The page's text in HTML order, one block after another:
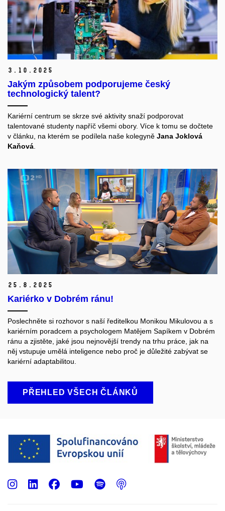
3. 10. 2025
Jakým způsobem podporujeme český
technologický talent?
Kariérní centrum se skrze své aktivity snaží podporovat
talentované studenty napříč všemi obory. Více k tomu se dočtete
v článku, na kterém se podílela naše kolegyně Jana Joklová
Kaňová
25. 8. 2025
Kariérko v Dobrém ránu!
Poslechněte si rozhovor s naší ředitelkou Monikou Mikulovou a s
kariérním poradcem a psychologem Matějem Sapíkem v Dobrém
ránu a zjistěte, jaké jsou nejnovější trendy na trhu práce, jak na
něj vstupuje umělá inteligence nebo proč je důležité zabývat se
kariérní adaptabilitou.
PŘEHLED VŠECH ČLÁNKŮ
Instagram
LinkedIn
Facebook
Youtube
Spotify
Podcast